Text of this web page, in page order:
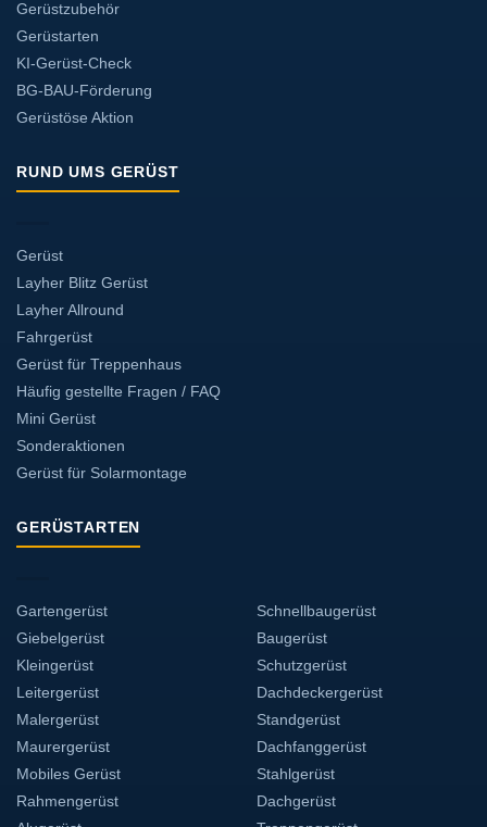
Gerüstzubehör
Gerüstarten
KI-Gerüst-Check
BG-BAU-Förderung
Gerüstöse Aktion
RUND UMS GERÜST
Gerüst
Layher Blitz Gerüst
Layher Allround
Fahrgerüst
Gerüst für Treppenhaus
Häufig gestellte Fragen / FAQ
Mini Gerüst
Sonderaktionen
Gerüst für Solarmontage
GERÜSTARTEN
Gartengerüst
Giebelgerüst
Kleingerüst
Leitergerüst
Malergerüst
Maurergerüst
Mobiles Gerüst
Rahmengerüst
Schnellbaugerüst
Baugerüst
Schutzgerüst
Dachdeckergerüst
Standgerüst
Dachfanggerüst
Stahlgerüst
Dachgerüst